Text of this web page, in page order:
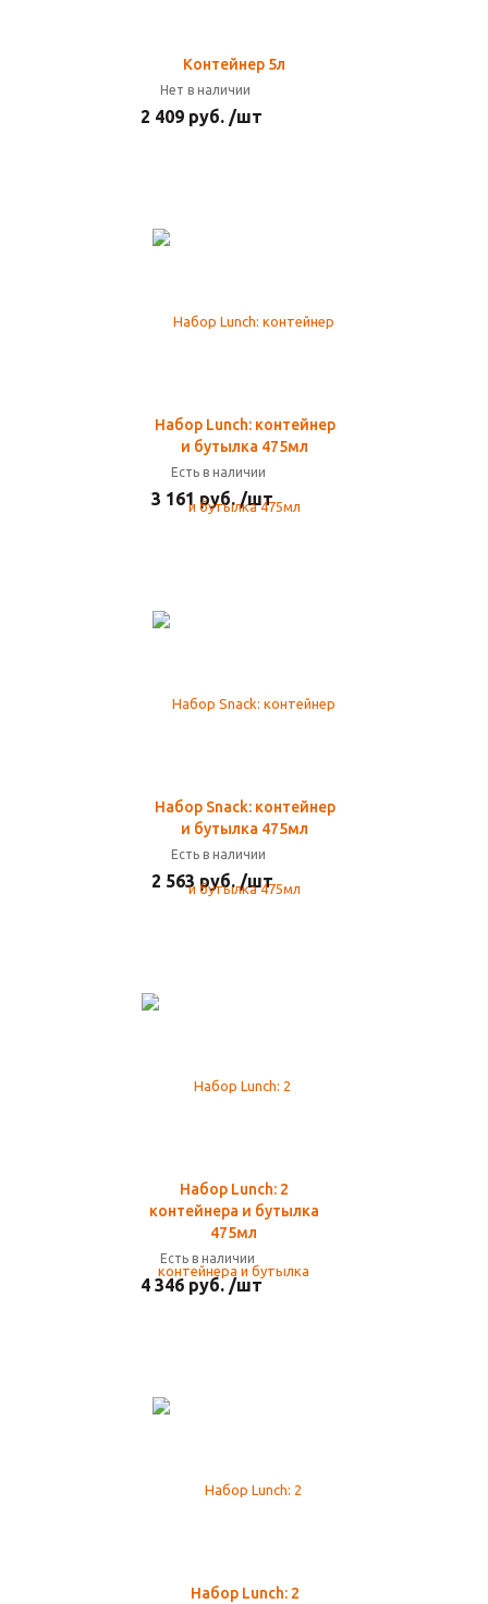
Контейнер 5л
Нет в наличии
2 409 руб. /шт
Набор Lunch: контейнер
и бутылка 475мл
Есть в наличии
3 161 руб. /шт
Набор Snack: контейнер
и бутылка 475мл
Есть в наличии
2 563 руб. /шт
Набор Lunch: 2
контейнера и бутылка
475мл
Есть в наличии
4 346 руб. /шт
Набор Lunch: 2